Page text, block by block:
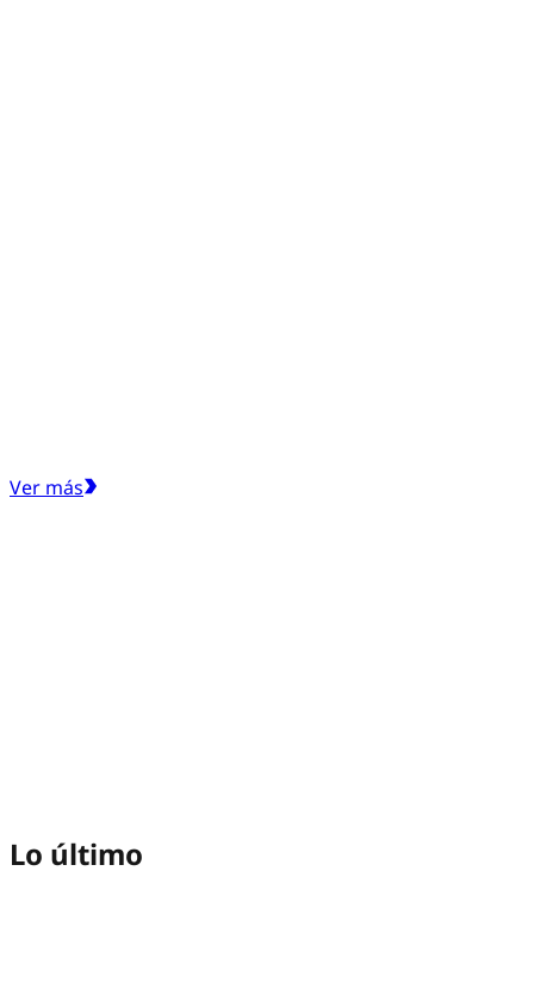
Ver más
Lo último